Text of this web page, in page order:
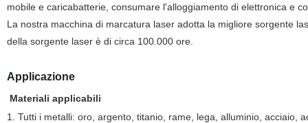
mobile e caricabatterie, consumare l'alloggiamento di elettronica e
La nostra macchina di marcatura laser adotta la migliore sorgente
della sorgente laser è di circa 100.000 ore.
Applicazione
Materiali applicabili
1. Tutti i metalli: oro, argento, titanio, rame, lega, alluminio, acciaio,